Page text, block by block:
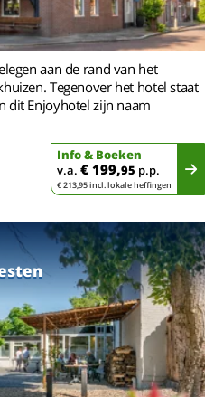
aan de rand van het
Tegenover het hotel staat
dit Enjoyhotel zijn naam
Info & Boeken
v.a. € 199,95 p.p.
€ 213,95 incl. lokale heffingen